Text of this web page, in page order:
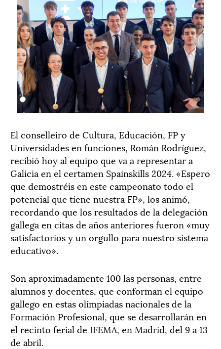
El conselleiro de Cultura, Educación, FP y
Universidades en funciones, Román Rodríguez,
recibió hoy al equipo que va a representar a
Galicia en el certamen Spainskills 2024. «Espero
que demostréis en este campeonato todo el
potencial que tiene nuestra FP», los animó,
recordando que los resultados de la delegación
gallega en citas de años anteriores fueron «muy
satisfactorios y un orgullo para nuestro sistema
educativo».
Son aproximadamente 100 las personas, entre
alumnos y docentes, que conforman el equipo
gallego en estas olimpiadas nacionales de la
Formación Profesional, que se desarrollarán en
el recinto ferial de IFEMA, en Madrid, del 9 a 13
de abril.